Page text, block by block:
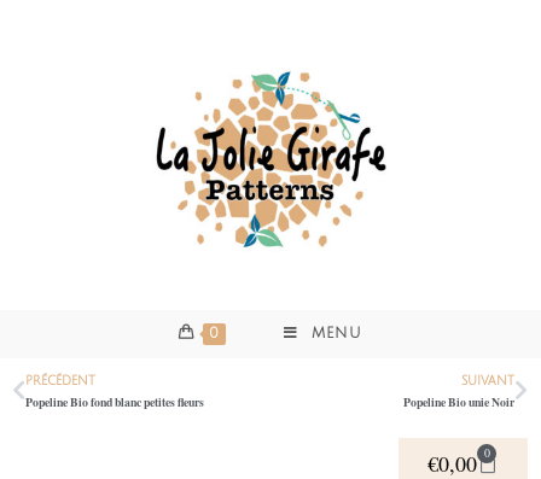
0 MENU
PRÉCÉDENT
Popeline Bio fond blanc petites fleurs
SUIVANT
Popeline Bio unie Noir
€0,00 0